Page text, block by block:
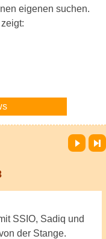
eigenen suchen.
SSIO, Sadiq und
der Stange.